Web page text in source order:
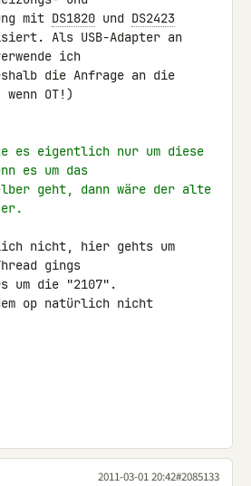
mit DS1820 und DS2423
Als USB-Adapter an
ich
die Anfrage an die
OT!)
es eigentlich nur um diese
es um das
geht, dann wäre der alte
nicht, hier gehts um
gings
um die "2107".
op natürlich nicht
2011-03-01 20:42#2085133